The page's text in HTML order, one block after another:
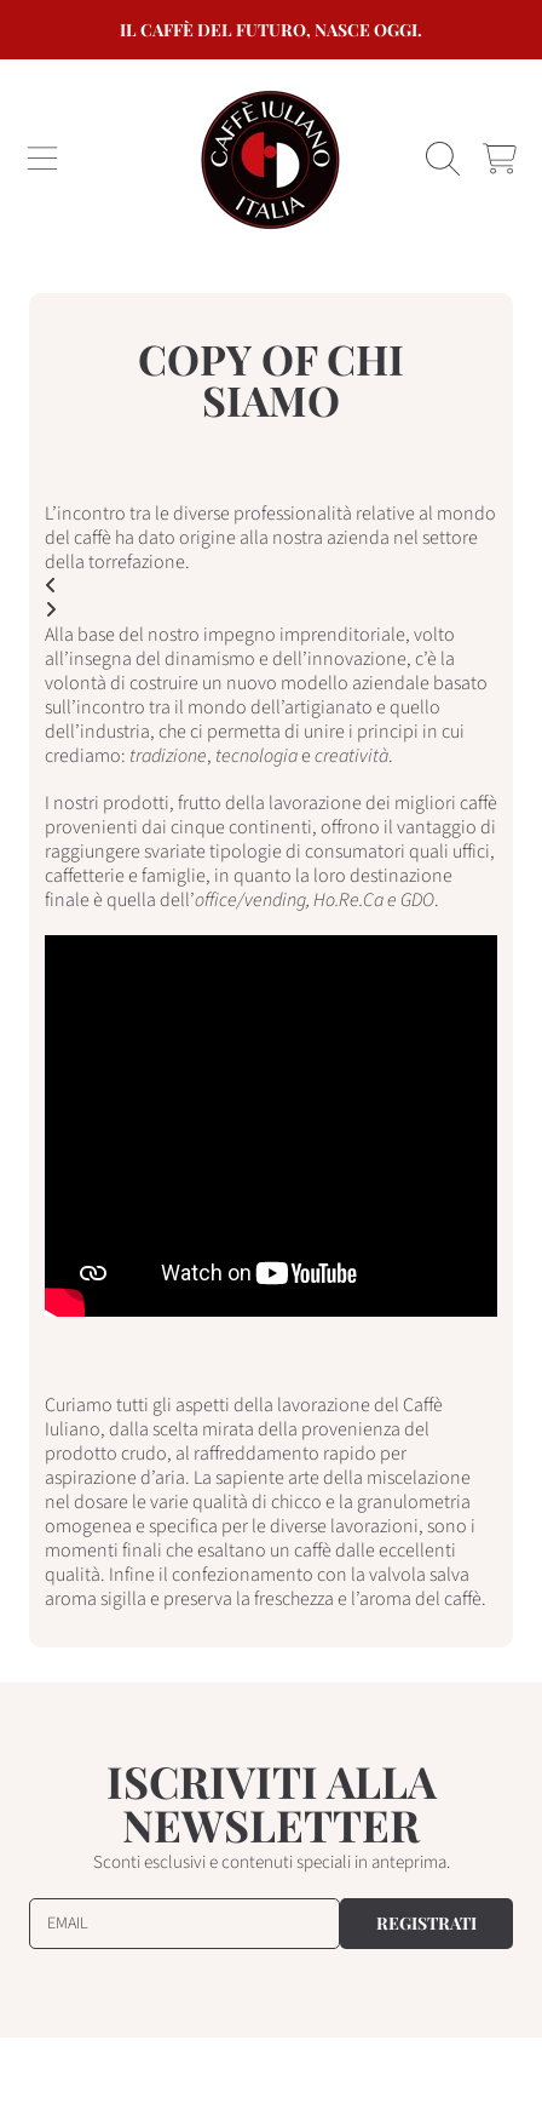
VAI AL CONTENUTO
IL CAFFÈ DEL FUTURO, NASCE OGGI.
CARRELLO
COPY OF CHI
SIAMO
L’incontro tra le diverse professionalità relative al mondo
del caffè ha dato origine alla nostra azienda nel settore
della torrefazione.
Alla base del nostro impegno imprenditoriale, volto
all’insegna del dinamismo e dell’innovazione, c’è la
volontà di costruire un nuovo modello aziendale basato
sull’incontro tra il mondo dell’artigianato e quello
dell’industria, che ci permetta di unire i principi in cui
crediamo: tradizione, tecnologiaecreatività.
I nostri prodotti, frutto della lavorazione dei migliori caffè
provenienti dai cinque continenti, offrono il vantaggio di
raggiungere svariate tipologie di consumatori quali uffici,
caffetterie e famiglie, in quanto la loro destinazione
finale è quella dell’office/vending, Ho.Re.Ca e GDO.
Curiamo tutti gli aspetti della lavorazione del Caffè
Iuliano, dalla scelta mirata della provenienza del
prodotto crudo, al raffreddamento rapido per
aspirazione d’aria. La sapiente arte della miscelazione
nel dosare le varie qualità di chicco e la granulometria
omogenea e specifica per le diverse lavorazioni, sono i
momenti finali che esaltano un caffè dalle eccellenti
qualità. Infine il confezionamento con la valvola salva
aroma sigilla e preserva la freschezza e l’aroma del caffè.
ISCRIVITI ALLA
NEWSLETTER
Sconti esclusivi e contenuti speciali in anteprima.
EMAIL REGISTRATI